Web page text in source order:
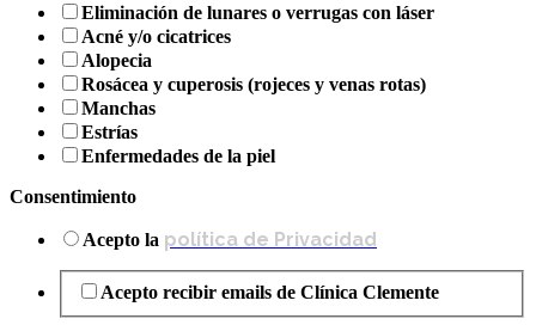
Eliminación de lunares o verrugas con láser
Acné y/o cicatrices
Alopecia
Rosácea y cuperosis (rojeces y venas rotas)
Manchas
Estrías
Enfermedades de la piel
Consentimiento
Acepto la política de Privacidad
Acepto recibir emails de Clínica Clemente